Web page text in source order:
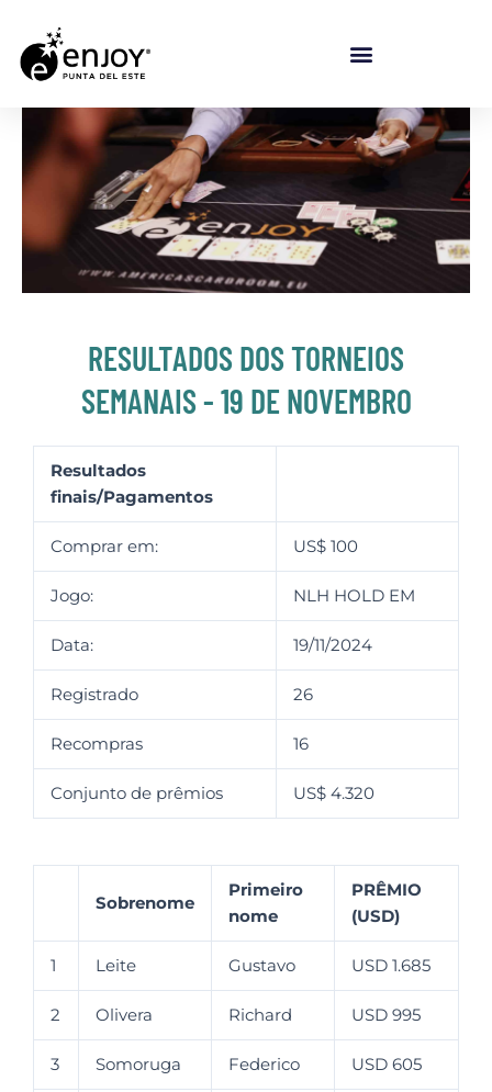
RESULTADOS DOS TORNEIOS
SEMANAIS - 19 DE NOVEMBRO
Resultados
finais/Pagamentos
Comprar em: US$ 100
Jogo: NLH HOLD EM
Data: 19/11/2024
Registrado 26
Recompras 16
Conjunto de prêmios US$ 4.320
Sobrenome
Primeiro
nome
PRÊMIO
(USD)
1 Leite Gustavo USD 1.685
2 Olivera Richard USD 995
3 Somoruga Federico USD 605